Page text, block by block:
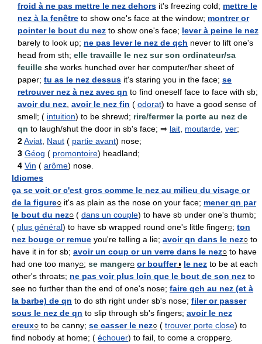
froid à ne pas mettre le nez dehors it's freezing cold; mettre le
nez à la fenêtre to show one's face at the window; montrer or
pointer le bout du nez to show one's face; lever à peine le nez
barely to look up; ne pas lever le nez de qch never to lift one's
head from sth; elle travaille le nez sur son ordinateur/sa
feuille she works hunched over her computer/her sheet of
paper; tu as le nez dessus it's staring you in the face; se
retrouver nez à nez avec qn to find oneself face to face with sb;
avoir du nez avoir le nez fin ( odorat) to have a good sense of
smell; ( intuition) to be shrewd; rire/fermer la porte au nez de
qn to laugh/shut the door in sb's face; ⇒ lait moutarde ver;
2Aviat Naut ( partie avant) nose;
3 Géog ( promontoire) headland;
4 Vin ( arôme) nose.
Idiomes
ça se voit or c'est gros comme le nez au milieu du visage or
de la figure○ it's as plain as the nose on your face; mener qn par
le bout du nez○ ( dans un couple) to have sb under one's thumb;
( plus général) to have sb wrapped round one's little finger○; ton
nez bouge or remue you're telling a lie; avoir qn dans le nez○ to
have it in for sb; avoir un coup or un verre dans le nez○ to have
had one too many○; se manger○ or bouffer◑ le nez to be at each
other's throats; ne pas voir plus loin que le bout de son nez to
see no further than the end of one's nose; faire qch au nez (et à
la barbe) de qn to do sth right under sb's nose; filer or passer
sous le nez de qn to slip through sb's fingers; avoir le nez
creux○ to be canny; se casser le nez○ ( trouver porte close) to
find nobody at home; ( échouer) to fail, to come a cropper○